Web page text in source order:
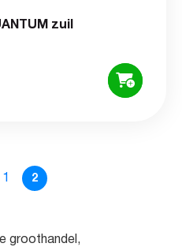
zuil
1 2
groothandel,